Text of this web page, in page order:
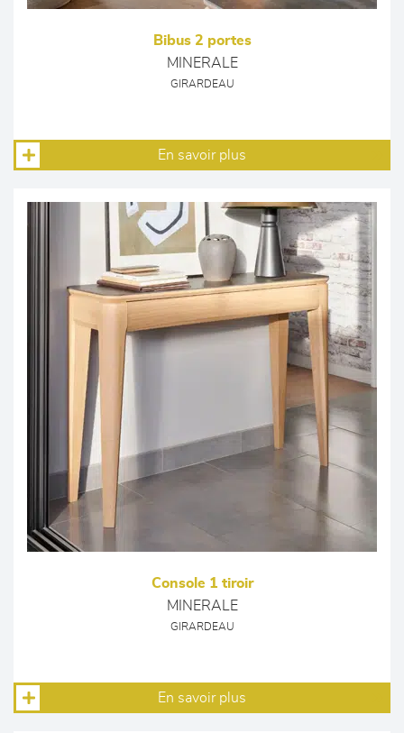
Bibus 2 portes
MINERALE
GIRARDEAU
En savoir plus
Console 1 tiroir
MINERALE
GIRARDEAU
En savoir plus